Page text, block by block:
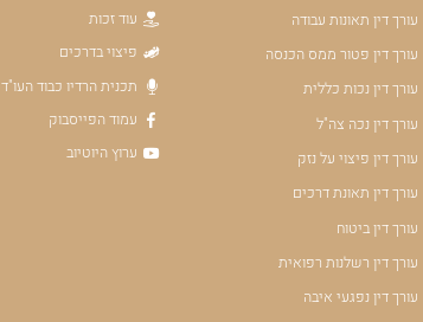
עורך דין תאונות עבודה
עורך דין פטור ממס הכנסה
עורך דין נכות כללית
עורך דין נכה צה"ל
עורך דין פיצוי על נזק
עורך דין תאונת דרכים
עורך דין ביטוח
עורך דין רשלנות רפואית
עורך דין נפגעי איבה
עוד זכות
פיצוי בדרכים
תכנית הרדיו כבוד העו"ד
עמוד הפייסבוק
ערוץ היוטיוב